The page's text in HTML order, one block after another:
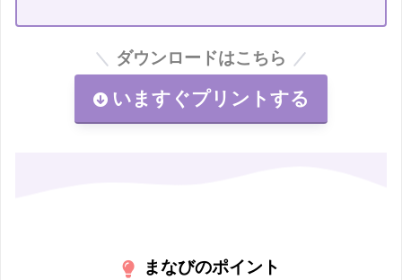
ダウンロードはこちら
いますぐプリントする
まなびのポイント